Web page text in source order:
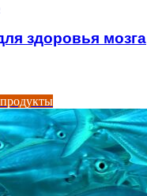
здоровья мозга